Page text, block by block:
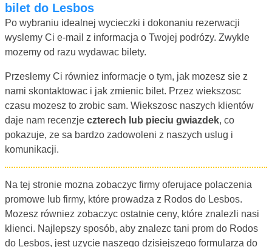
bilet do Lesbos
Po wybraniu idealnej wycieczki i dokonaniu rezerwacji
wyslemy Ci e-mail z informacja o Twojej podrózy. Zwykle
mozemy od razu wydawac bilety.
Przeslemy Ci równiez informacje o tym, jak mozesz sie z
nami skontaktowac i jak zmienic bilet. Przez wiekszosc
czasu mozesz to zrobic sam. Wiekszosc naszych klientów
daje nam recenzje czterech lub pieciu gwiazdek, co
pokazuje, ze sa bardzo zadowoleni z naszych uslug i
komunikacji.
Na tej stronie mozna zobaczyc firmy oferujace polaczenia
promowe lub firmy, które prowadza z Rodos do Lesbos.
Mozesz równiez zobaczyc ostatnie ceny, które znalezli nasi
klienci. Najlepszy sposób, aby znalezc tani prom do Rodos
do Lesbos, jest uzycie naszego dzisiejszego formularza do